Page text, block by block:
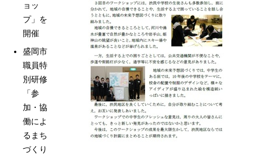
ョッ
プ」を
開催
盛岡市
職員特
別研修
「参
加・協
働によ
るまち
づくり